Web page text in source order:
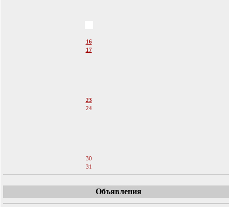
16
17
23
24
30
31
Объявления